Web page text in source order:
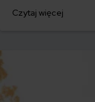
patrzą z zachwytem,
Czytaj więcej